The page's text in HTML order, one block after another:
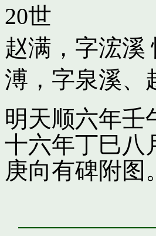
20世
赵满，字浤溪
溥，字泉溪、
明天顺六年壬
十六年丁巳八
庚向有碑附图